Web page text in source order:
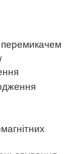
перемикачем